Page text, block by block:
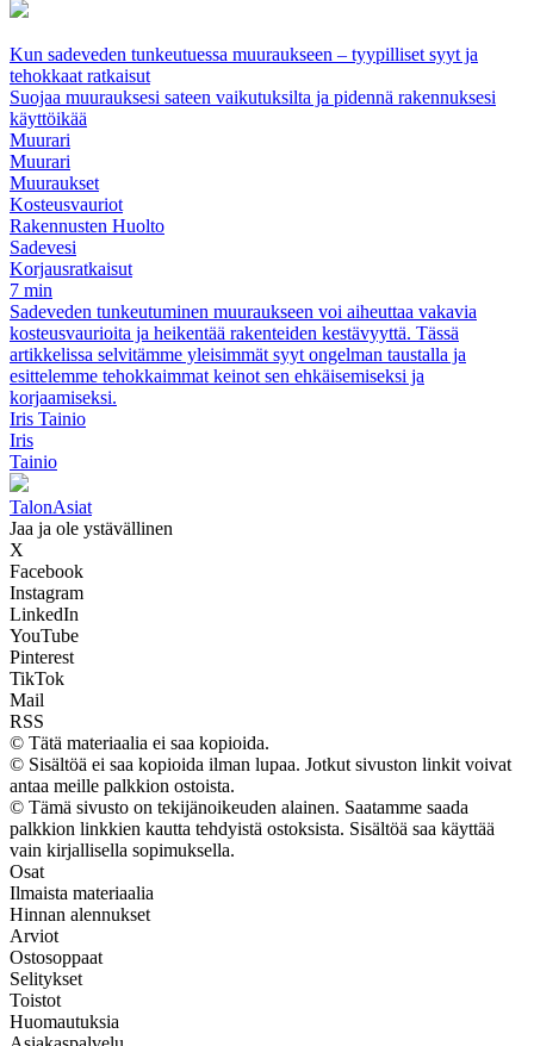
Kun sadeveden tunkeutuessa muuraukseen – tyypilliset syyt ja
tehokkaat ratkaisut
Suojaa muurauksesi sateen vaikutuksilta ja pidennä rakennuksesi
käyttöikää
Muurari
Muurari
Muuraukset
Kosteusvauriot
Rakennusten Huolto
Sadevesi
Korjausratkaisut
7 min
Sadeveden tunkeutuminen muuraukseen voi aiheuttaa vakavia
kosteusvaurioita ja heikentää rakenteiden kestävyyttä. Tässä
artikkelissa selvitämme yleisimmät syyt ongelman taustalla ja
esittelemme tehokkaimmat keinot sen ehkäisemiseksi ja
korjaamiseksi.
Iris Tainio
Iris
Tainio
TalonAsiat
Jaa ja ole ystävällinen
X
Facebook
Instagram
LinkedIn
YouTube
Pinterest
TikTok
Mail
RSS
© Tätä materiaalia ei saa kopioida.
© Sisältöä ei saa kopioida ilman lupaa. Jotkut sivuston linkit voivat
antaa meille palkkion ostoista.
© Tämä sivusto on tekijänoikeuden alainen. Saatamme saada
palkkion linkkien kautta tehdyistä ostoksista. Sisältöä saa käyttää
vain kirjallisella sopimuksella.
Osat
Ilmaista materiaalia
Hinnan alennukset
Arviot
Ostosoppaat
Selitykset
Toistot
Huomautuksia